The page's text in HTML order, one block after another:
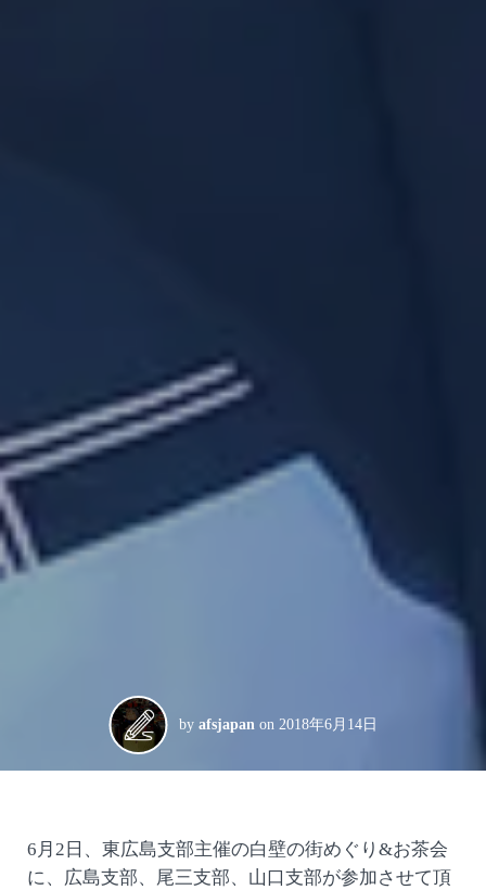
by afsjapan on 2018年6月14日
6月2日、東広島支部主催の白壁の街めぐり&お茶会
に、広島支部、尾三支部、山口支部が参加させて頂